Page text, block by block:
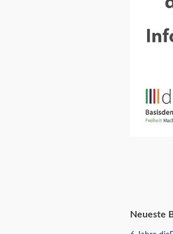
Neueste